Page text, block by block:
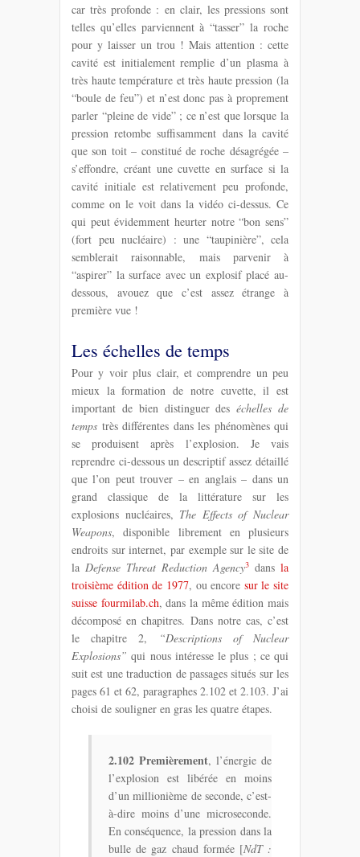
car très profonde : en clair, les pressions sont
telles qu’elles parviennent à “tasser” la roche
pour y laisser un trou ! Mais attention : cette
cavité est initialement remplie d’un plasma à
très haute température et très haute pression (la
“boule de feu”) et n’est donc pas à proprement
parler “pleine de vide” ; ce n’est que lorsque la
pression retombe suffisamment dans la cavité
que son toit – constitué de roche désagrégée –
s’effondre, créant une cuvette en surface si la
cavité initiale est relativement peu profonde,
comme on le voit dans la vidéo ci-dessus. Ce
qui peut évidemment heurter notre “bon sens”
(fort peu nucléaire) : une “taupinière”, cela
semblerait raisonnable, mais parvenir à
“aspirer” la surface avec un explosif placé au-
dessous, avouez que c’est assez étrange à
première vue !
Les échelles de temps
Pour y voir plus clair, et comprendre un peu
mieux la formation de notre cuvette, il est
important de bien distinguer deséchelles de
temps très différentes dans les phénomènes qui
se produisent après l’explosion. Je vais
reprendre ci-dessous un descriptif assez détaillé
que l’on peut trouver – en anglais – dans un
grand classique de la littérature sur les
explosions nucléaires, The Effects of Nuclear
Weapons, disponible librement en plusieurs
endroits sur internet, par exemple sur le site de
la Defense Threat Reduction Agency3 dans la
troisième édition de 1977, ou encore sur le site
suisse fourmilab.ch, dans la même édition mais
décomposé en chapitres. Dans notre cas, c’est
le chapitre 2,
“Descriptions of Nuclear
Explosions” qui nous intéresse le plus ; ce qui
suit est une traduction de passages situés sur les
pages 61 et 62, paragraphes 2.102 et 2.103. J’ai
choisi de souligner en gras les quatre étapes.
2.102 Premièrement, l’énergie de
l’explosion est libérée en moins
d’un millionième de seconde, c’est-
à-dire moins d’une microseconde.
En conséquence, la pression dans la
bulle de gaz chaud formée [NdT :